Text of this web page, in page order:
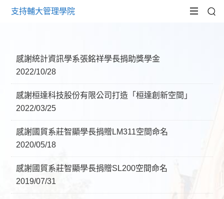
支持輔大管理學院
感謝統計資訊學系張銘祥學長捐助獎學金
2022/10/28
感謝桓達科技股份有限公司打造「桓達創新空間」
2022/03/25
感謝國貿系莊智顯學長捐贈LM311空間命名
2020/05/18
感謝國貿系莊智顯學長捐贈SL200空間命名
2019/07/31